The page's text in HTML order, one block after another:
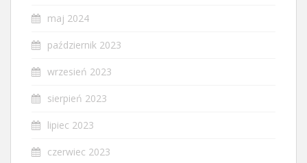
maj 2024
październik 2023
wrzesień 2023
sierpień 2023
lipiec 2023
czerwiec 2023